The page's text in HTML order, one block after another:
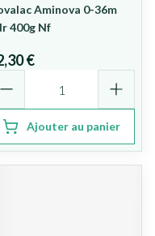
Aminova 0-36m
400g Nf
€
Ajouter au panier